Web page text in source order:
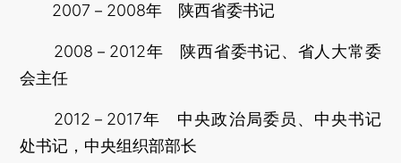
2007－2008年 陕西省委书记
2008－2012年 陕西省委书记、省人大常委
会主任
2012－2017年 中央政治局委员、中央书记
处书记，中央组织部部长